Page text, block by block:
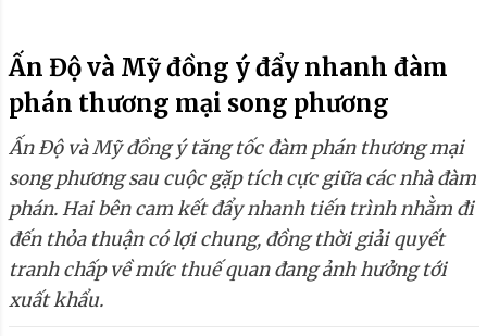
Ấn Độ và Mỹ đồng ý đẩy nhanh đàm
phán thương mại song phương
Ấn Độ và Mỹ đồng ý tăng tốc đàm phán thương mại
song phương sau cuộc gặp tích cực giữa các nhà đàm
phán. Hai bên cam kết đẩy nhanh tiến trình nhằm đi
đến thỏa thuận có lợi chung, đồng thời giải quyết
tranh chấp về mức thuế quan đang ảnh hưởng tới
xuất khẩu.